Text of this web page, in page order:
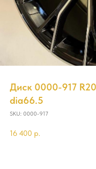
Диск 0000-917
dia66.5
SKU: 0000-917
16 400 р.